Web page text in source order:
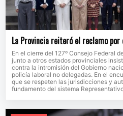
La Provincia reiteró el reclamo
En el cierre del 127º Consejo Federal
junto a otros estados provinciales
contra la intromisión del Gobierno
policía laboral no delegadas. En el
que se respeten las jurisdicciones y
fundamento del sistema